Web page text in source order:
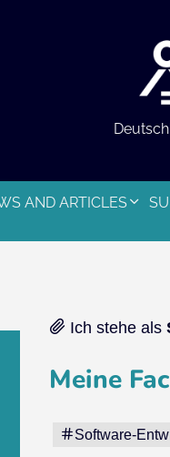
AND ARTICLES
Ich stehe als
Meine
Software-